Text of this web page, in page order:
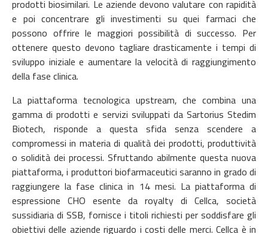
prodotti biosimilari. Le aziende devono valutare con rapidità
e poi concentrare gli investimenti su quei farmaci che
possono offrire le maggiori possibilità di successo. Per
ottenere questo devono tagliare drasticamente i tempi di
sviluppo iniziale e aumentare la velocità di raggiungimento
della fase clinica.
La piattaforma tecnologica upstream, che combina una
gamma di prodotti e servizi sviluppati da Sartorius Stedim
Biotech, risponde a questa sfida senza scendere a
compromessi in materia di qualità dei prodotti, produttività
o solidità dei processi. Sfruttando abilmente questa nuova
piattaforma, i produttori biofarmaceutici saranno in grado di
raggiungere la fase clinica in 14 mesi. La piattaforma di
espressione CHO esente da royalty di Cellca, società
sussidiaria di SSB, fornisce i titoli richiesti per soddisfare gli
obiettivi delle aziende riguardo i costi delle merci. Cellca è in